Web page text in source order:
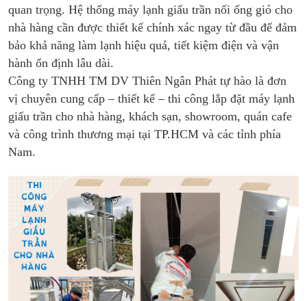
quan trọng. Hệ thống máy lạnh giấu trần nối ống gió cho
nhà hàng cần được thiết kế chính xác ngay từ đầu để đảm
bảo khả năng làm lạnh hiệu quả, tiết kiệm điện và vận
hành ổn định lâu dài.
Công ty TNHH TM DV Thiên Ngân Phát tự hào là đơn
vị chuyên cung cấp – thiết kế – thi công lắp đặt máy lạnh
giấu trần cho nhà hàng, khách sạn, showroom, quán cafe
và công trình thương mại tại TP.HCM và các tỉnh phía
Nam.